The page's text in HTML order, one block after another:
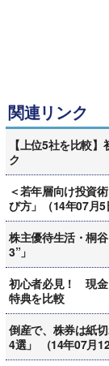
関連リンク
【上位5社を比較
ク
＜若年層向け投資
び方」（14年07月5
株主優待生活・桐
3”」
初心者必見！ 現金
特典を比較
倒産で、株券は紙
4選」 （14年07月12